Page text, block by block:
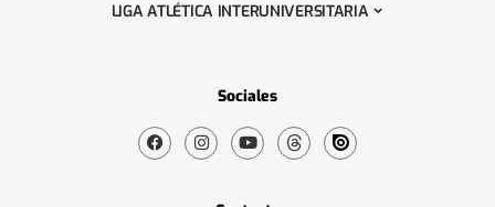
LIGA ATLÉTICA INTERUNIVERSITARIA
Sociales